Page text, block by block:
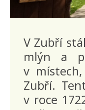
V Zubří
mlýn a
v
Zubří.
v roce